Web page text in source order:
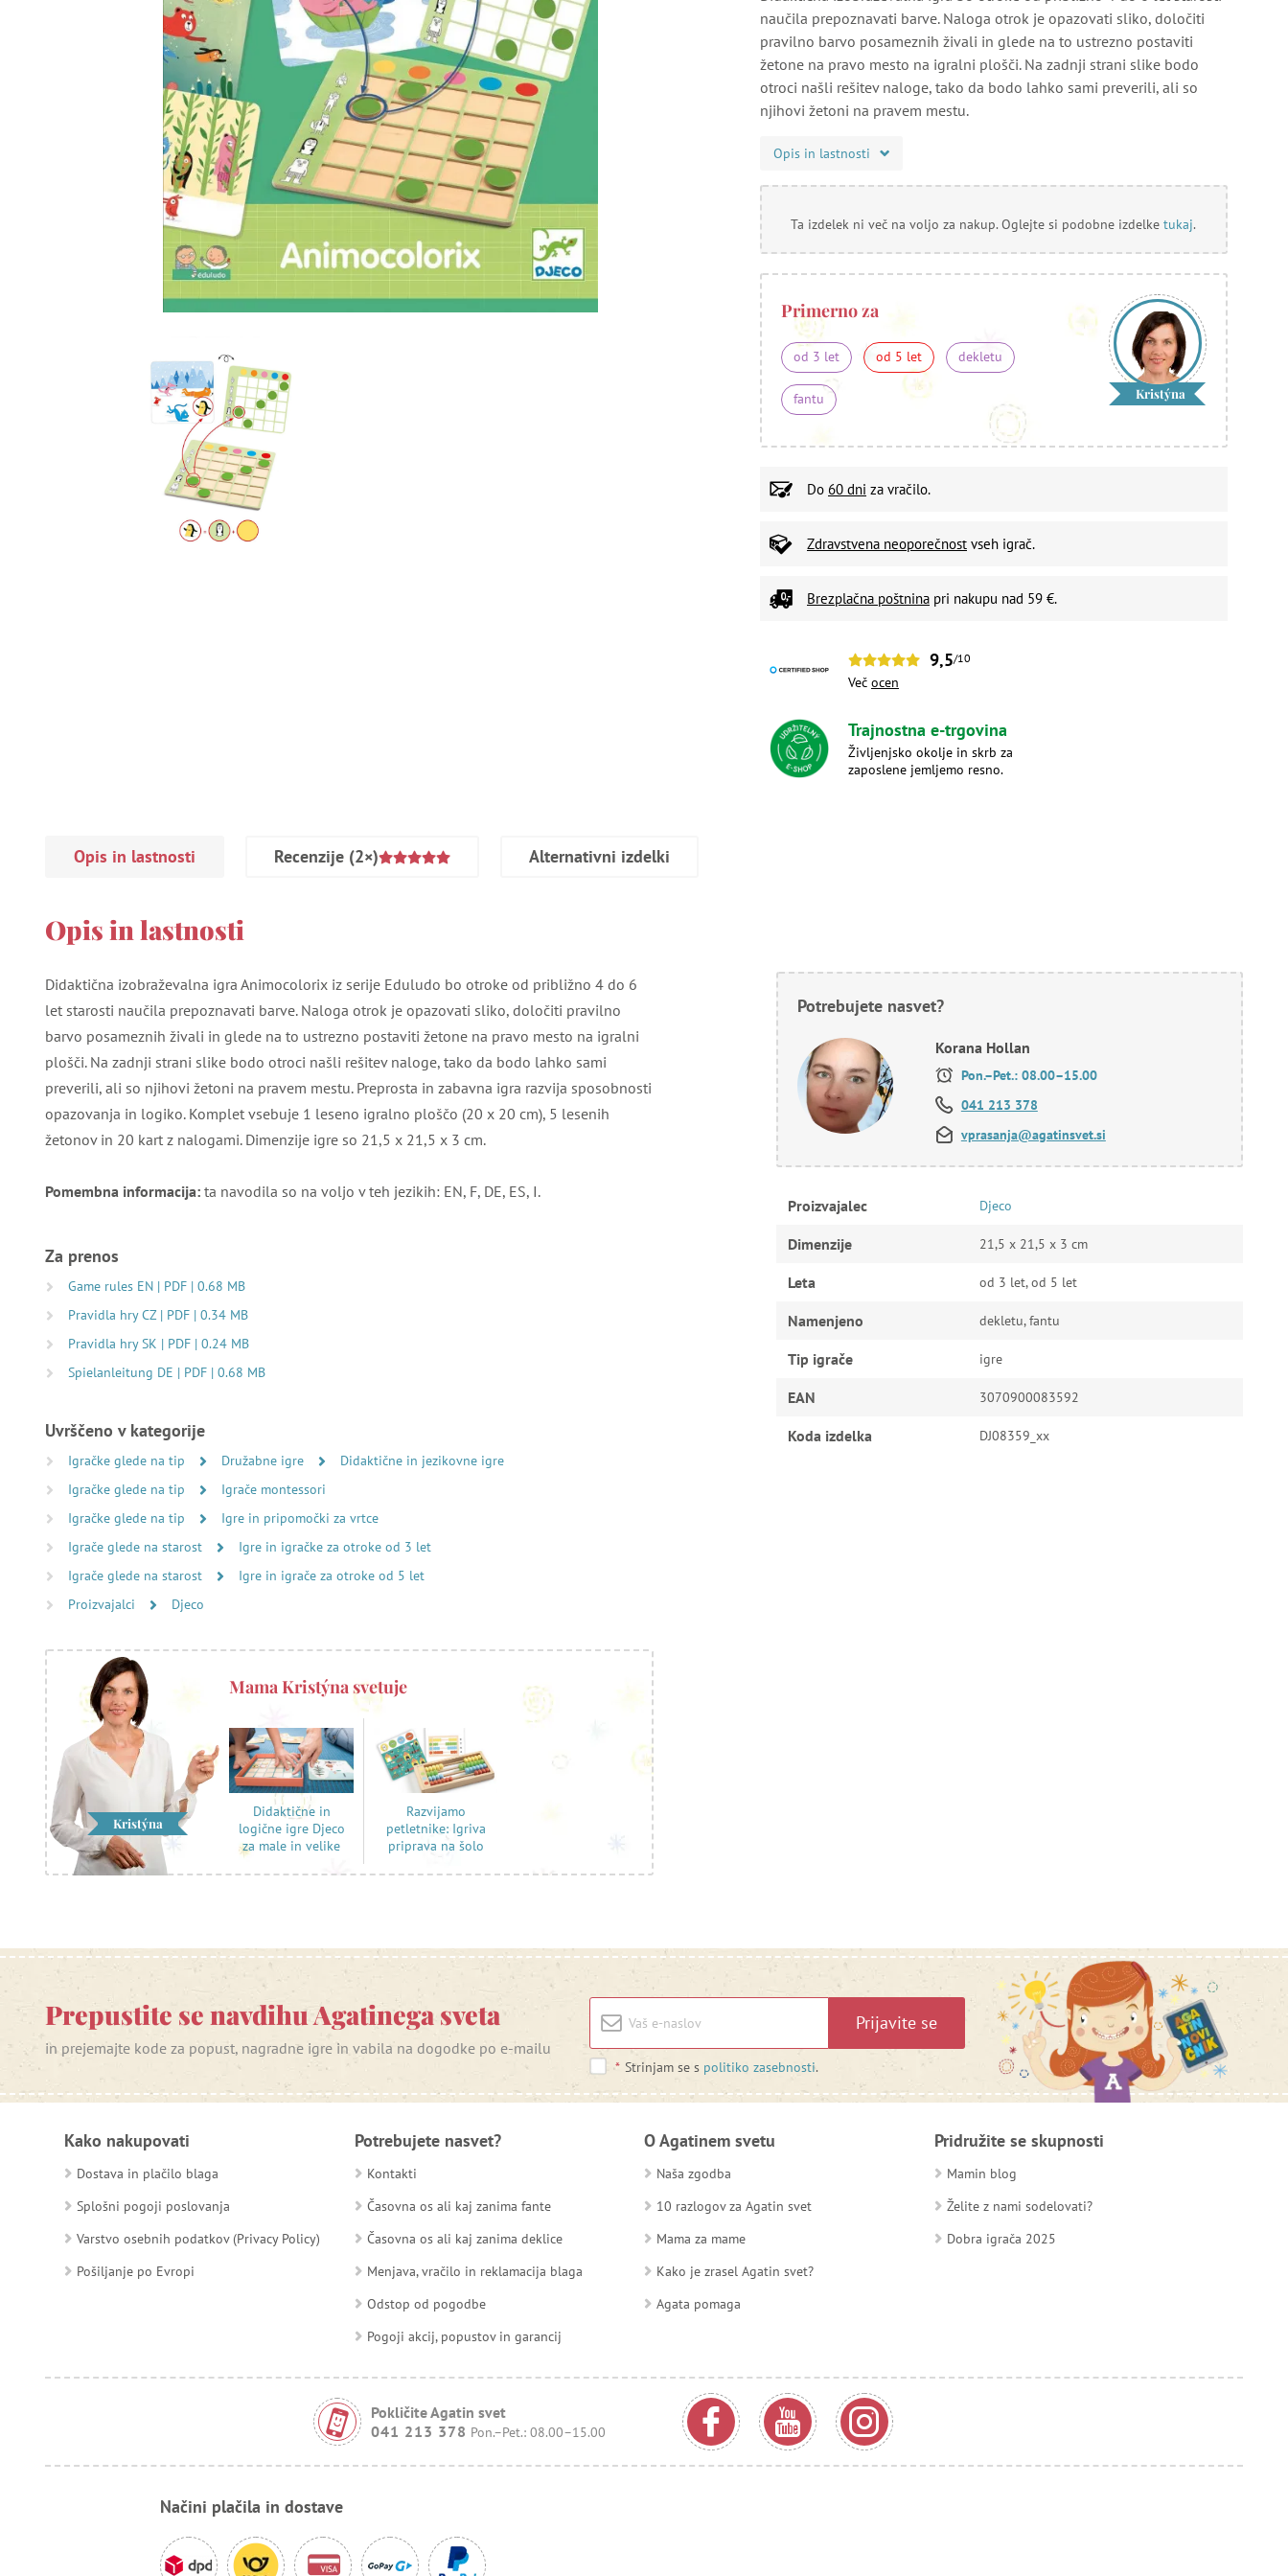
naučila prepoznavati barve. Naloga otrok je opazovati sliko, določiti
pravilno barvo posameznih živali in glede na to ustrezno postaviti
žetone na pravo mesto na igralni plošči. Na zadnji strani slike bodo
otroci našli rešitev naloge, tako da bodo lahko sami preverili, ali so
njihovi žetoni na pravem mestu.
Opis in lastnosti
Ta izdelek ni več na voljo za nakup. Oglejte si podobne izdelke tukaj.
Primerno za
od 3 let od 5 let dekletu
fantu Kristýna
Do 60 dni za vračilo.
Zdravstvena neoporečnost vseh igrač.
Brezplačna poštnina pri nakupu nad 59 €.
9,5/10
Več ocen
Trajnostna e-trgovina
Življenjsko okolje in skrb za
zaposlene jemljemo resno.
Opis in lastnosti Recenzije (2×) Alternativni izdelki
Opis in lastnosti
Didaktična izobraževalna igra Animocolorix iz serije Eduludo bo otroke od približno 4 do 6
let starosti naučila prepoznavati barve. Naloga otrok je opazovati sliko, določiti pravilno
barvo posameznih živali in glede na to ustrezno postaviti žetone na pravo mesto na igralni
plošči. Na zadnji strani slike bodo otroci našli rešitev naloge, tako da bodo lahko sami
preverili, ali so njihovi žetoni na pravem mestu. Preprosta in zabavna igra razvija sposobnosti
opazovanja in logiko. Komplet vsebuje 1 leseno igralno ploščo (20 x 20 cm), 5 lesenih
žetonov in 20 kart z nalogami. Dimenzije igre so 21,5 x 21,5 x 3 cm.
Pomembna informacija: ta navodila so na voljo v teh jezikih: EN, F, DE, ES, I.
Za prenos
Game rules EN | PDF | 0.68 MB
Pravidla hry CZ | PDF | 0.34 MB
Pravidla hry SK | PDF | 0.24 MB
Spielanleitung DE | PDF | 0.68 MB
Uvrščeno v kategorije
Igračke glede na tip Družabne igre
Didaktične in jezikovne igre
Igračke glede na tip
Igrače montessori
Igračke glede na tip
Igre in pripomočki za vrtce
Igrače glede na starost
Igre in igračke za otroke od 3 let
Igrače glede na starost
Igre in igrače za otroke od 5 let
Proizvajalci
Djeco
Kristýna
Mama Kristýna svetuje
Didaktične in
logične igre Djeco
za male in velike
Razvijamo
petletnike: Igriva
priprava na šolo
Potrebujete nasvet?
Korana Hollan
Pon.–Pet.: 08.00–15.00
041 213 378
vprasanja@agatinsvet.si
Proizvajalec Djeco
Dimenzije 21,5 x 21,5 x 3 cm
Leta od 3 let, od 5 let
Namenjeno dekletu, fantu
Tip igrače igre
EAN 3070900083592
Koda izdelka DJ08359_xx
Prepustite se navdihu Agatinega sveta
in prejemajte kode za popust, nagradne igre in vabila na dogodke po e-mailu
Prijavite se
* Strinjam se s politiko zasebnosti.
Kako nakupovati
Dostava in plačilo blaga
Splošni pogoji poslovanja
Varstvo osebnih podatkov (Privacy Policy)
Pošiljanje po Evropi
Potrebujete nasvet?
Kontakti
Časovna os ali kaj zanima fante
Časovna os ali kaj zanima deklice
Menjava, vračilo in reklamacija blaga
Odstop od pogodbe
Pogoji akcij, popustov in garancij
O Agatinem svetu
Naša zgodba
10 razlogov za Agatin svet
Mama za mame
Kako je zrasel Agatin svet?
Agata pomaga
Pridružite se skupnosti
Mamin blog
Želite z nami sodelovati?
Dobra igrača 2025
Pokličite Agatin svet
041 213 378 Pon.–Pet.: 08.00–15.00
Načini plačila in dostave